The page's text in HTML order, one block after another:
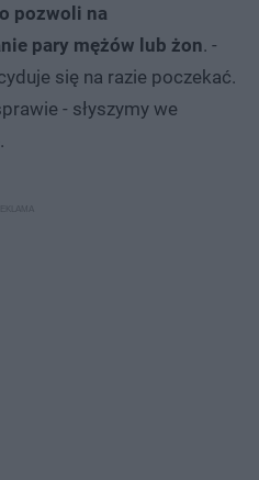
pozwoli na
pary mężów lub żon. -
się na razie poczekać.
- słyszymy we